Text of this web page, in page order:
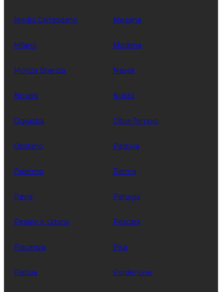
Medio Campidano Messina
Milano Modena
Monza Brianza Napoli
Novara Nuoro
Ogliastra Olbia-Tempio
Oristano Padova
Palermo Parma
Pavia Perugia
Pesaro e Urbino Pescara
Piacenza Pisa
Pistoia Pordenone